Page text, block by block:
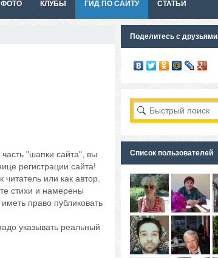
ФОТО КЛУБЫ ГИД ПО САЙТУ СТАТЬИ
"шапки сайта", вы
регистрации сайта!
или как автор.
стихи и намерены
право публиковать
указывать реальный
Поделитесь с друзьями
Список пользователей